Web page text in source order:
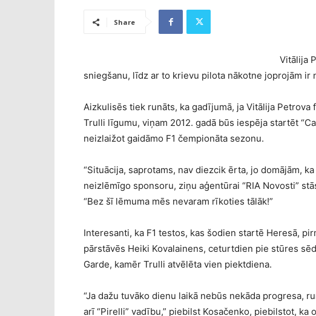
Share
Vitālija
sniegšanu, līdz ar to krievu pilota nākotne joprojām ir
Aizkulisēs tiek runāts, ka gadījumā, ja Vitālija
Trulli līgumu, viņam 2012. gadā būs iespēja startēt
neizlaižot gaidāmo F1 čempionāta sezonu.
“Situācija, saprotams, nav diezcik ērta, jo domājām,
neizlēmīgo sponsoru, ziņu aģentūrai “RIA Novosti”
“Bez šī lēmuma mēs nevaram rīkoties tālāk!”
Interesanti, ka F1 testos, kas šodien startē Heresā,
pārstāvēs Heiki Kovalainens, ceturtdien pie stūres
Garde, kamēr Trulli atvēlēta vien piektdiena.
“Ja dažu tuvāko dienu laikā nebūs nekāda progresa,
arī “Pirelli” vadību,” piebilst Kosačenko, piebilstot,